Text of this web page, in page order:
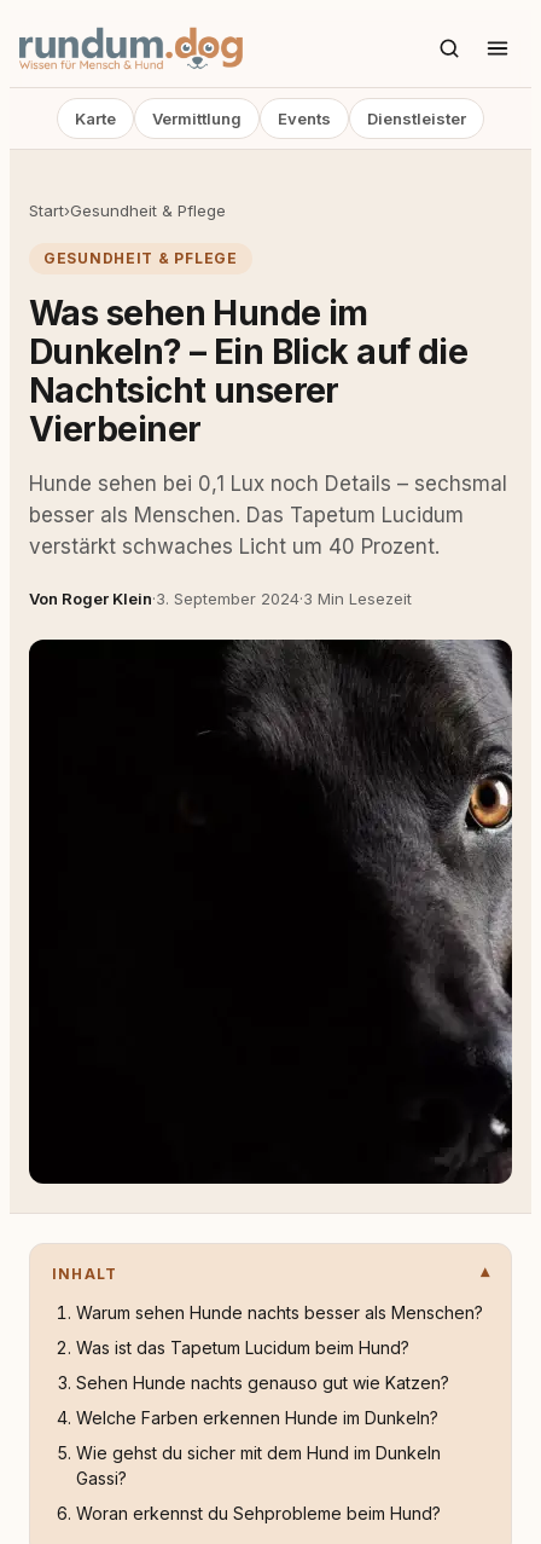
Karte Vermittlung Events Dienstleister
Start›Gesundheit & Pflege
GESUNDHEIT & PFLEGE
Was sehen Hunde im
Dunkeln? – Ein Blick auf die
Nachtsicht unserer
Vierbeiner
Hunde sehen bei 0,1 Lux noch Details – sechsmal
besser als Menschen. Das Tapetum Lucidum
verstärkt schwaches Licht um 40 Prozent.
Von Roger Klein·3. September 2024·3 Min Lesezeit
INHALT
Warum sehen Hunde nachts besser als Menschen?
Was ist das Tapetum Lucidum beim Hund?
Sehen Hunde nachts genauso gut wie Katzen?
Welche Farben erkennen Hunde im Dunkeln?
Wie gehst du sicher mit dem Hund im Dunkeln
Gassi?
Woran erkennst du Sehprobleme beim Hund?